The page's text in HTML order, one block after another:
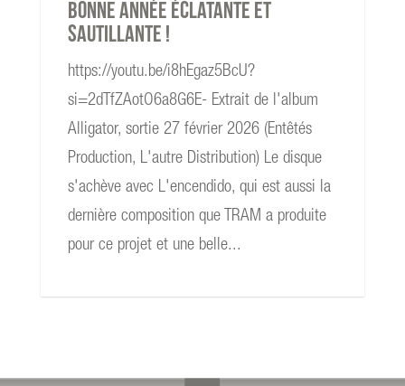
Bonne année éclatante et
sautillante !
https://youtu.be/i8hEgaz5BcU?
si=2dTfZAotO6a8G6E- Extrait de l'album
Alligator, sortie 27 février 2026 (Entêtés
Production, L'autre Distribution) Le disque
s'achève avec L'encendido, qui est aussi la
dernière composition que TRAM a produite
pour ce projet et une belle...